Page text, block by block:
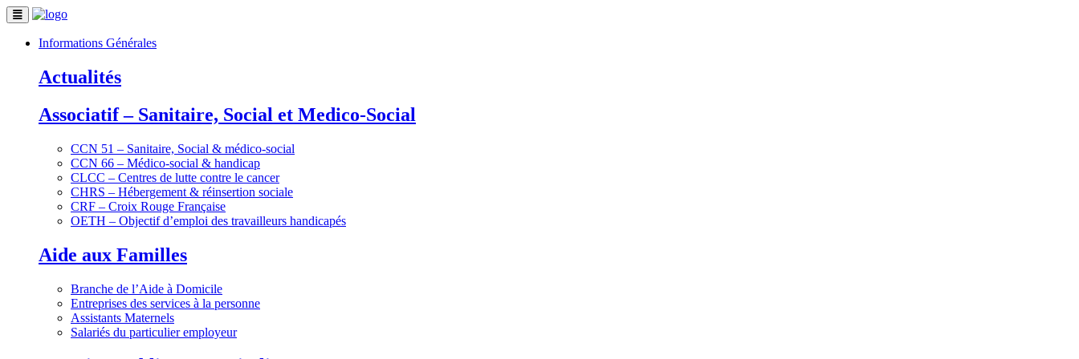
Informations Générales
Actualités
Associatif – Sanitaire, Social et Medico-Social
CCN 51 – Sanitaire, Social & médico-social
CCN 66 – Médico-social & handicap
CLCC – Centres de lutte contre le cancer
CHRS – Hébergement & réinsertion sociale
CRF – Croix Rouge Française
OETH – Objectif d’emploi des travailleurs handicapés
Aide aux Familles
Branche de l’Aide à Domicile
Entreprises des services à la personne
Assistants Maternels
Salariés du particulier employeur